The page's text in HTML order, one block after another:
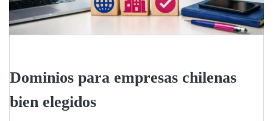
Dominios para empresas chilenas
bien elegidos